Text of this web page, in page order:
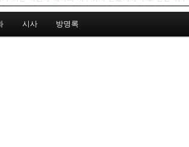
시사 방명록